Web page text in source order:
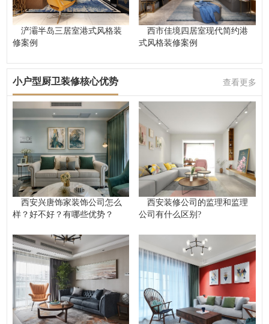
浐灞半岛三居室港式风格装
修案例
西市佳境四居室现代简约港
式风格装修案例
小户型厨卫装修核心优势 查看更多
西安兴唐饰家装饰公司怎么
样？好不好？有哪些优势？
西安装修公司的监理和监理
公司有什么区别?